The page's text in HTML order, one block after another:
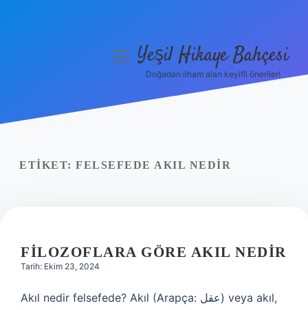
Yasal Uyarı
menüyüYeşil Hikaye Bahçesi
Doğadan ilham alan keyifli öneriler!
ETIKET: FELSEFEDE AKIL NEDIR
FILOZOFLARA GÖRE AKIL NEDIR
Tarih: Ekim 23, 2024
Akıl nedir felsefede? Akıl (Arapça: عقل) veya akıl,